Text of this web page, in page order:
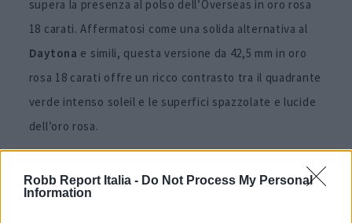
Robb Report Italia - Do Not Process My Personal
Information
supera la presenza al polso dell’Overseas in oro rosa
18 carati. Affermatosi come una solida alternativa al
Daytona e simili, questa versione da 42,5 mm in oro
rosa 18 carati offre un ricco contrasto tra il quadrante
verde intenso soleil e le superfici spazzolate e lucide
dell’oro rosa.
Vacheron,la croce di Malta. L’evoluzione della gamma